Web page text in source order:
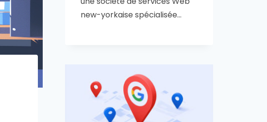
new-yorkaise spécialisée…